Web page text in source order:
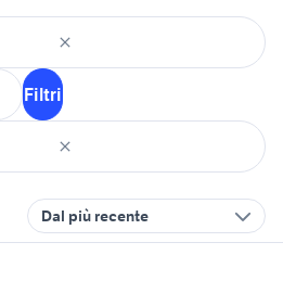
Filtri
Dal più recente